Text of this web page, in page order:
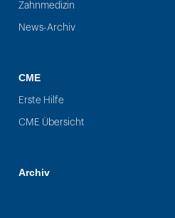
Zahnmedizin
News-Archiv
CME
Erste Hilfe
CME Übersicht
Archiv